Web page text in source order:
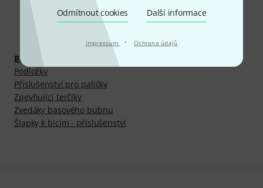
Odmítnout cookies Další informace
Impressum · Ochrana údajů
Objevte víc
Bicí a perkuse
Podložky
Příslušenství pro paličky
Zpevňující terčíky
Zvedáky basového bubnu
Šlapky k bicím - příslušenství